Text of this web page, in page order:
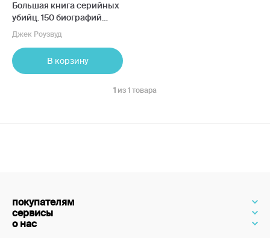
Большая книга серийных
убийц. 150 биографий
маньяков со всего мира
Джек Роузвуд
В корзину
1 из 1 товара
покупателям
сервисы
о нас